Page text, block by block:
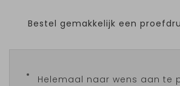
Bestel gemakkelijk een
Helemaal naar wens aan te